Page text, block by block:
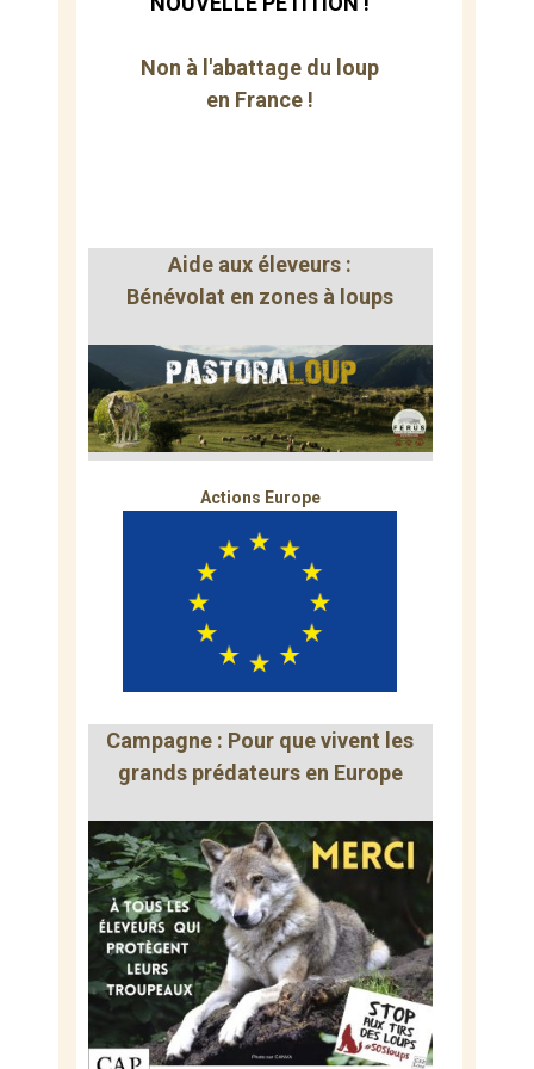
Non à l'abattage du loup
en France !
Aide aux éleveurs :
Bénévolat en zones à loups
Actions Europe
Campagne : Pour que vivent les
grands prédateurs en Europe